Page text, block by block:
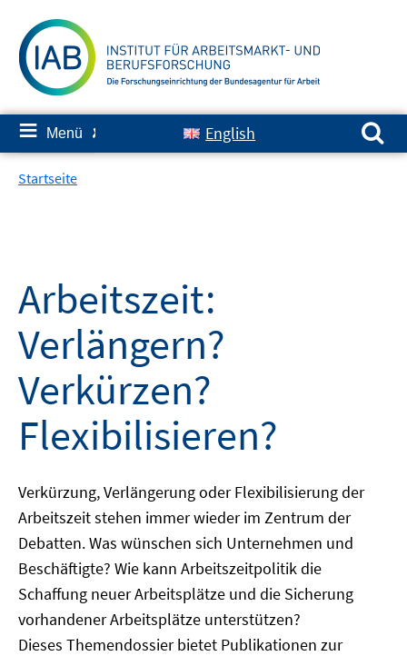
zum
Inhalt
≡ Menü ✘ English
Suchen nach:
Startseite
Arbeitszeit:
Verlängern?
Verkürzen?
Flexibilisieren?
Verkürzung, Verlängerung oder Flexibilisierung der
Arbeitszeit stehen immer wieder im Zentrum der
Debatten. Was wünschen sich Unternehmen und
Beschäftigte? Wie kann Arbeitszeitpolitik die
Schaffung neuer Arbeitsplätze und die Sicherung
vorhandener Arbeitsplätze unterstützen?
Dieses Themendossier bietet Publikationen zur